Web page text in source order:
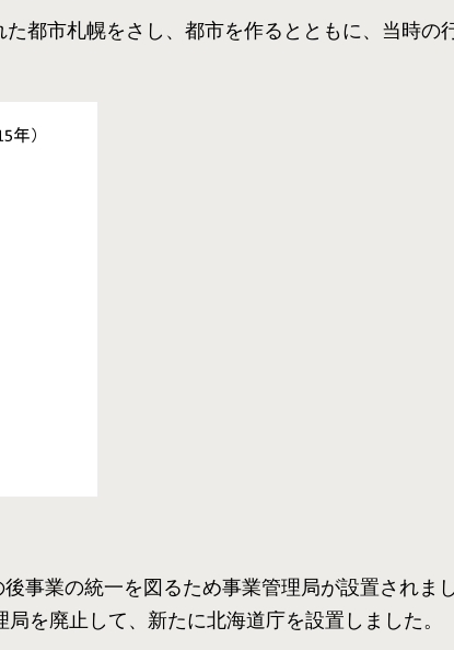
都市札幌をさし、都市を作るとともに、当時の
事業の統一を図るため事業管理局が設置されま
を廃止して、新たに北海道庁を設置しました。